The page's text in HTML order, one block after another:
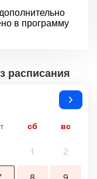
в программу
расписания
сб вс
1
2